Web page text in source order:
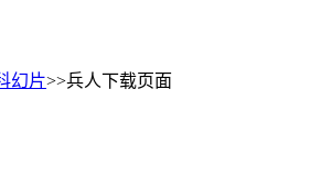
幻片>>兵人下载页面